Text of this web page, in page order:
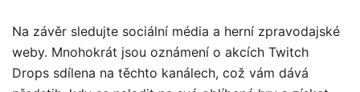
Na závěr sledujte sociální média a herní zpravodajské
weby. Mnohokrát jsou oznámení o akcích Twitch
Drops sdílena na těchto kanálech, což vám dává